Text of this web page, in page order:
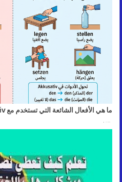
ما هي الأفعال الشائعة التي تستخدم مع Akkusativ؟